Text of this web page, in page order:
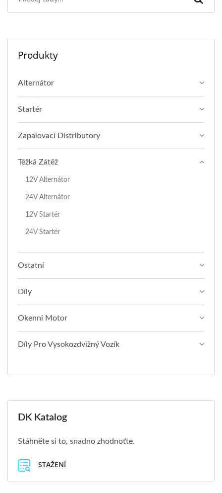
Produkty
Alternátor
Startér
Zapalovací Distributory
Těžká Zátěž
12V Alternátor
24V Alternátor
12V Startér
24V Startér
Ostatní
Díly
Okenní Motor
Díly Pro Vysokozdvižný Vozík
DK Katalog
Stáhněte si to, snadno zhodnoťte.
STAŽENÍ